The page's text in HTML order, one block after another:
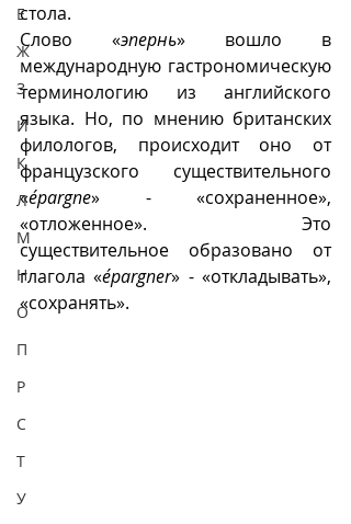
Е
Ж
З
И
К
Л
М
Н
О
П
Р
С
Т
У
стола.
Слово «эпернь» вошло в
международную гастрономическую
терминологию из английского
языка. Но, по мнению британских
филологов, происходит оно от
французского существительного
«épargne» - «сохраненное»,
«отложенное». Это
существительное образовано от
глагола «épargner» - «откладывать»,
«сохранять».